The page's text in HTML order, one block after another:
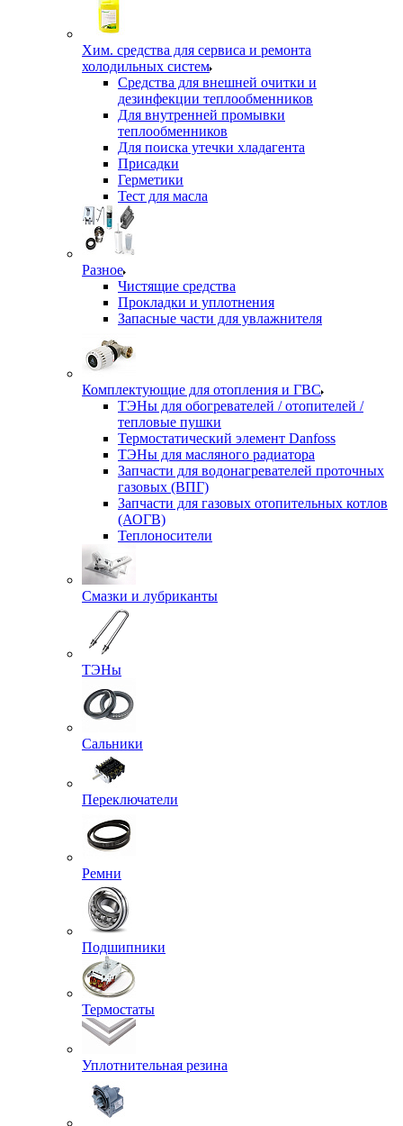
Хим. средства для сервиса и ремонта
холодильных систем
Средства для внешней очитки и
дезинфекции теплообменников
Для внутренней промывки
теплообменников
Для поиска утечки хладагента
Присадки
Герметики
Тест для масла
Разное
Чистящие средства
Прокладки и уплотнения
Запасные части для увлажнителя
Комплектующие для отопления и ГВС
ТЭНы для обогревателей / отопителей /
тепловые пушки
Термостатический элемент Danfoss
ТЭНы для масляного радиатора
Запчасти для водонагревателей проточных
газовых (ВПГ)
Запчасти для газовых отопительных котлов
(АОГВ)
Теплоносители
Смазки и лубриканты
ТЭНы
Сальники
Переключатели
Ремни
Подшипники
Термостаты
Уплотнительная резина